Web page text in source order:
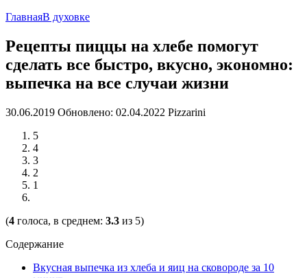
ГлавнаяВ духовке
Рецепты пиццы на хлебе помогут
сделать все быстро, вкусно, экономно:
выпечка на все случаи жизни
30.06.2019 Обновлено: 02.04.2022 Pizzarini
5
4
3
2
1
(4 голоса, в среднем: 3.3 из 5)
Содержание
Вкусная выпечка из хлеба и яиц на сковороде за 10